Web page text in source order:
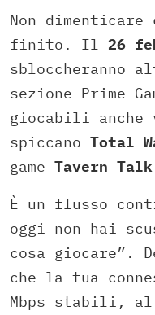
Non
finito. Il 26
sbloccheranno
sezione Prime
giocabili
spiccano Total
game Tavern Talk
È un flusso
oggi non hai
cosa giocare”.
che la tua
Mbps stabili,